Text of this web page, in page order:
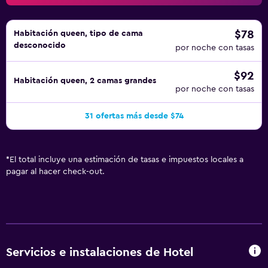
Habitación queen, tipo de cama
desconocido
$78
por noche con tasas
Habitación queen, 2 camas grandes $92
por noche con tasas
31 ofertas más desde $74
* El total incluye una estimación de tasas e impuestos locales a
pagar al hacer check-out.
Servicios e instalaciones de Hotel